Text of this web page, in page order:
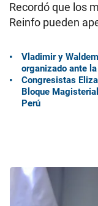
Recordó que los
Reinfo pueden
Vladimir y
organizado ante
Congresistas
Bloque
Perú